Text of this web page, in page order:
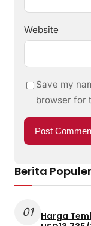
Website
Save my
browser for
Berita Populer
01
Harga